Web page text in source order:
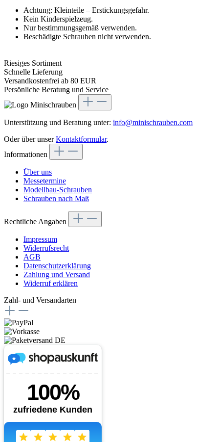
Achtung: Kleinteile – Erstickungsgefahr.
Kein Kinderspielzeug.
Nur bestimmungsgemäß verwenden.
Beschädigte Schrauben nicht verwenden.
Riesiges Sortiment
Schnelle Lieferung
Versandkostenfrei ab 80 EUR
Persönliche Beratung und Service
Unterstützung und Beratung unter: info@minischrauben.com
Oder über unserKontaktformular.
Informationen
Über uns
Messetermine
Modellbau-Schrauben
Schrauben nach Maß
Rechtliche Angaben
Impressum
Widerrufsrecht
AGB
Datenschutzerklärung
Zahlung und Versand
Widerruf erklären
Zahl- und Versandarten